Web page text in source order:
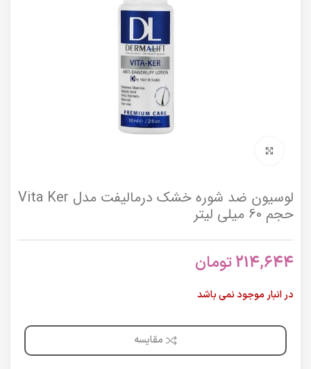
لوسیون ضد شوره خشک درمالیفت مدل Vita Ker
حجم 60 میلی لیتر
214,644تومان
در انبار موجود نمی باشد
مقایسه